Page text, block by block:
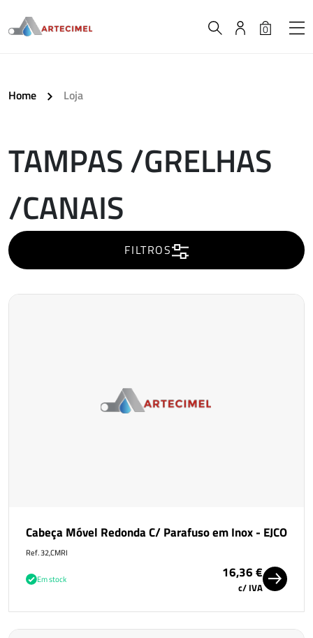
0
Home Loja
TAMPAS /GRELHAS
/CANAIS
FILTROS
Cabeça Móvel Redonda C/ Parafuso em Inox - EJCO
Ref. 32,CMRI
Em stock 16,36 €
c/ IVA
A